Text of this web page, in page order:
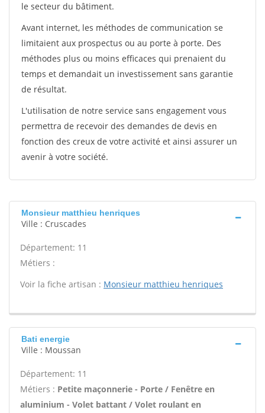
le secteur du bâtiment.
Avant internet, les méthodes de communication se
limitaient aux prospectus ou au porte à porte. Des
méthodes plus ou moins efficaces qui prenaient du
temps et demandait un investissement sans garantie
de résultat.
L'utilisation de notre service sans engagement vous
permettra de recevoir des demandes de devis en
fonction des creux de votre activité et ainsi assurer un
avenir à votre société.
Monsieur matthieu henriques
Ville : Cruscades
Département: 11
Métiers :
Voir la fiche artisan : Monsieur matthieu henriques
Bati energie
Ville : Moussan
Département: 11
Métiers : Petite maçonnerie - Porte / Fenêtre en
aluminium - Volet battant / Volet roulant en